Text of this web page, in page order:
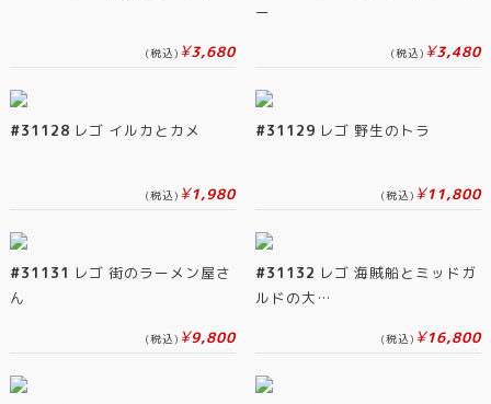
(税込) ¥3,680
ー
(税込) ¥3,480
#31128 レゴ イルカとカメ
(税込) ¥1,980
#31129 レゴ 野生のトラ
(税込) ¥11,800
#31131 レゴ 街のラーメン屋さ
ん
(税込) ¥9,800
#31132 レゴ 海賊船とミッドガ
ルドの大…
(税込) ¥16,800